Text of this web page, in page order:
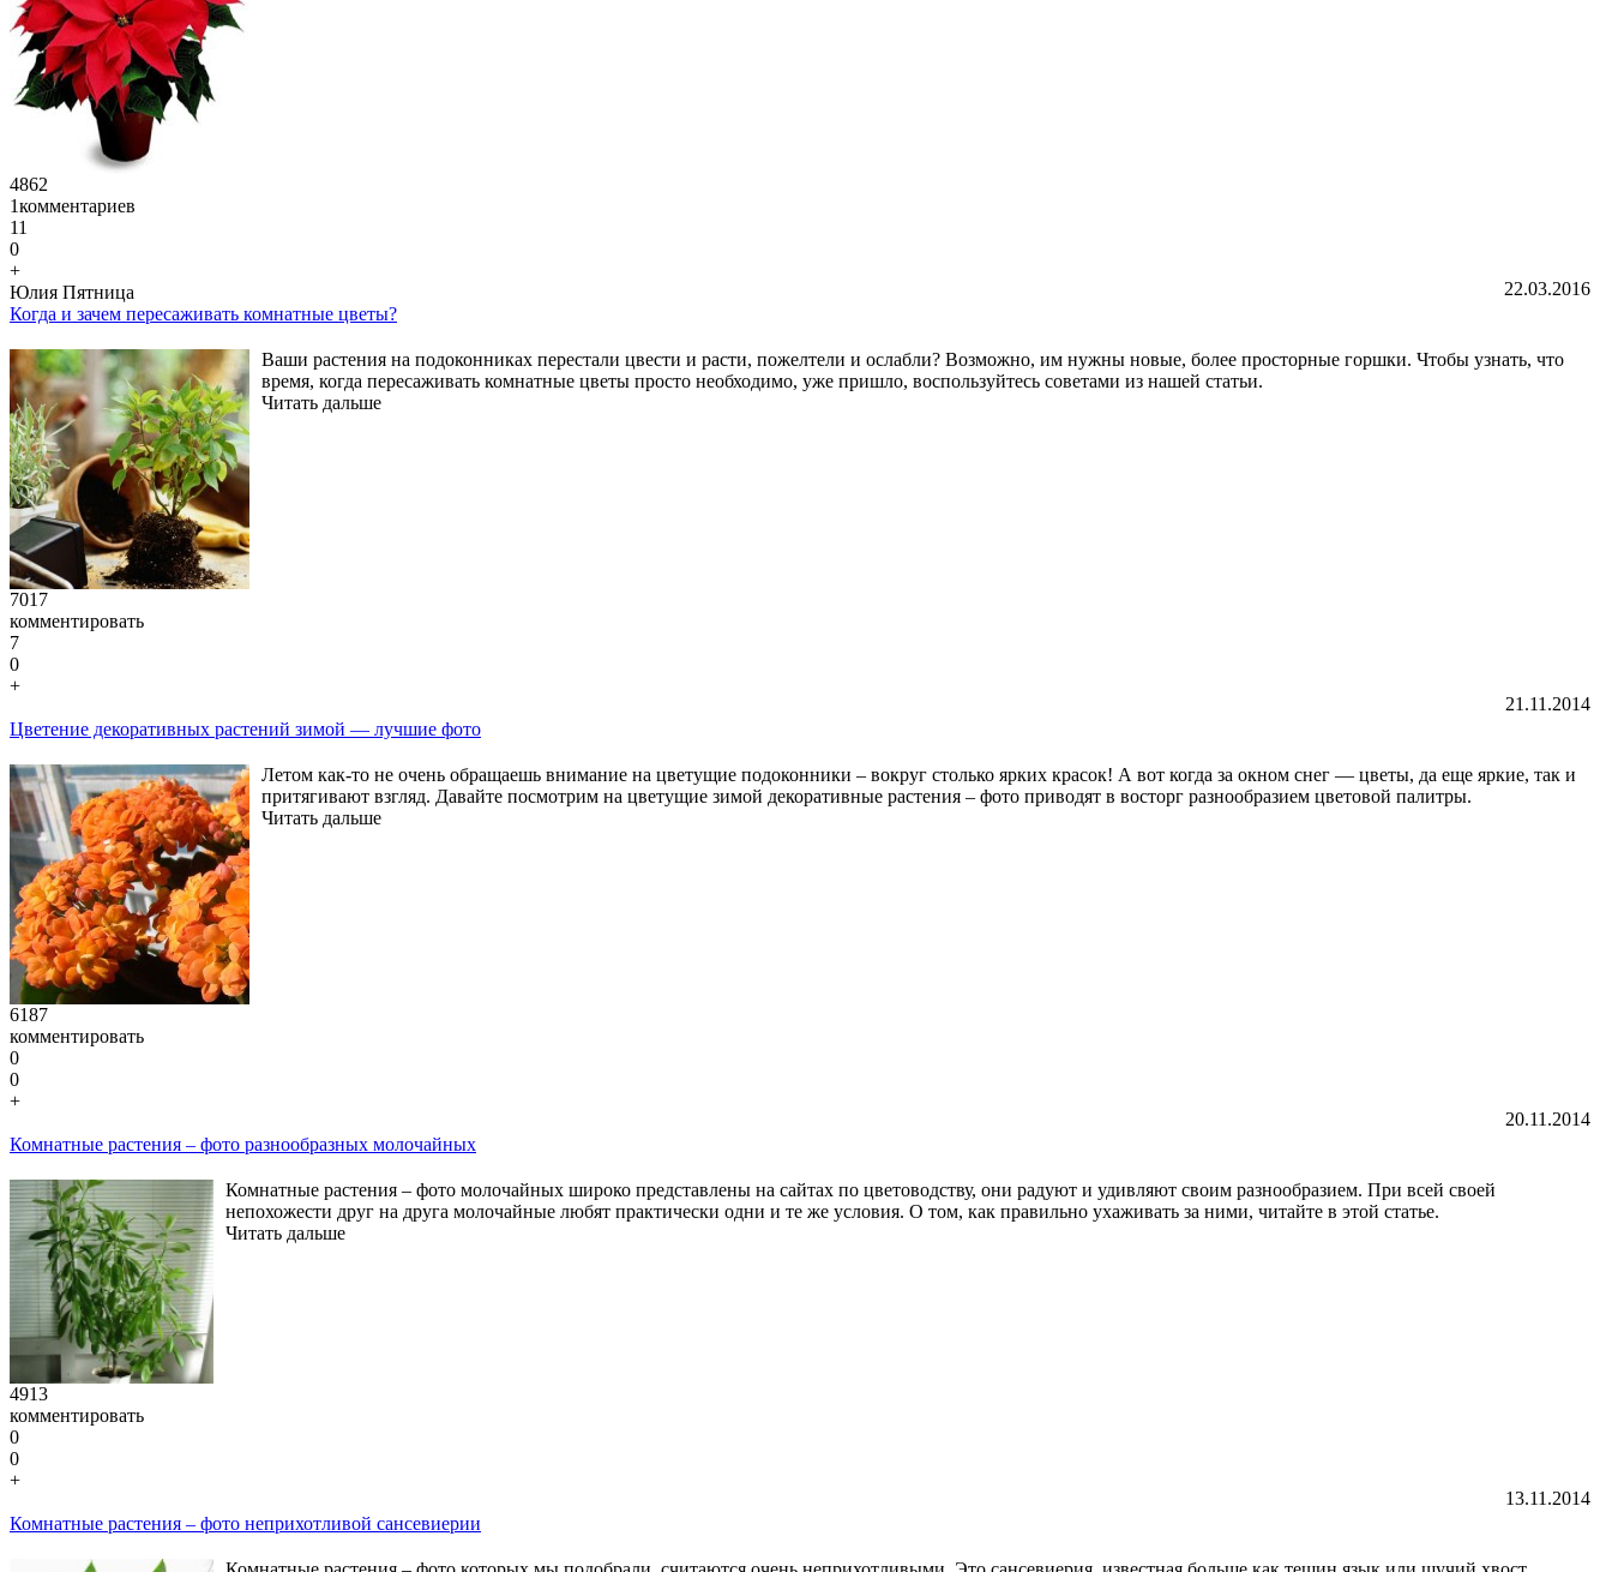
4862
1комментариев
11
0
+
22.03.2016
Юлия Пятница
Когда и зачем пересаживать комнатные цветы?
Ваши растения на подоконниках перестали цвести и расти, пожелтели и ослабли? Возможно, им нужны новые, более просторные горшки. Чтобы узнать, что
время, когда пересаживать комнатные цветы просто необходимо, уже пришло, воспользуйтесь советами из нашей статьи.
Читать дальше
7017
комментировать
7
0
+
21.11.2014
Цветение декоративных растений зимой — лучшие фото
Летом как-то не очень обращаешь внимание на цветущие подоконники – вокруг столько ярких красок! А вот когда за окном снег — цветы, да еще яркие, так и
притягивают взгляд. Давайте посмотрим на цветущие зимой декоративные растения – фото приводят в восторг разнообразием цветовой палитры.
Читать дальше
6187
комментировать
0
0
+
20.11.2014
Комнатные растения – фото разнообразных молочайных
Комнатные растения – фото молочайных широко представлены на сайтах по цветоводству, они радуют и удивляют своим разнообразием. При всей своей
непохожести друг на друга молочайные любят практически одни и те же условия. О том, как правильно ухаживать за ними, читайте в этой статье.
Читать дальше
4913
комментировать
0
0
+
13.11.2014
Комнатные растения – фото неприхотливой сансевиерии